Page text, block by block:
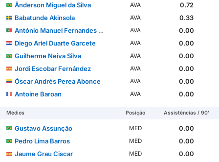
Ânderson Miguel da Silva
AVA
0.72
Babatunde Akinsola
AVA
0.33
António Manuel Fernandes Mendes
AVA
0.00
Diego Ariel Duarte Garcete
AVA
0.00
Guilherme Neiva Silva
AVA
0.00
Jordi Escobar Fernández
AVA
0.00
Óscar Andrés Perea Abonce
AVA
0.00
Antoine Baroan
AVA 0.00
Médios Posição Assistências / 90'
Gustavo Assunção MED
0.00
Pedro Lima Barros
MED
0.00
Jaume Grau Ciscar
MED
0.00